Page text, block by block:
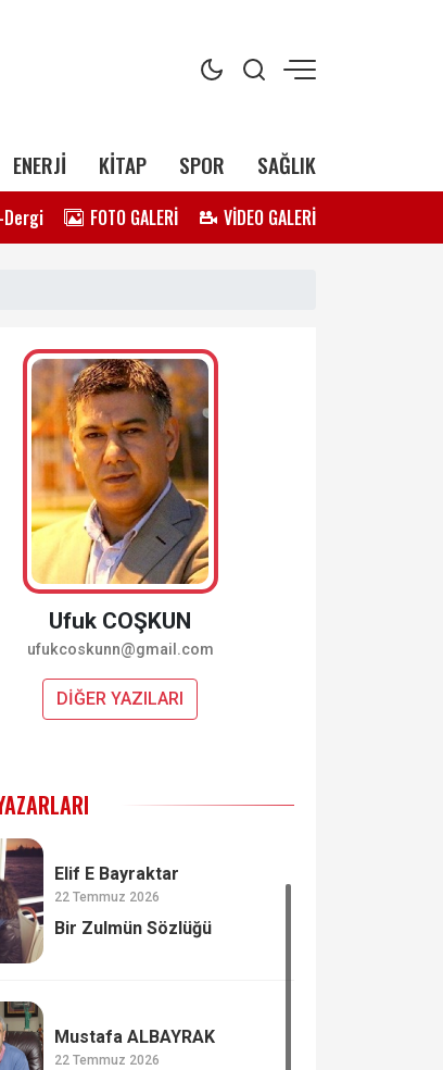
ENERJİ KİTAP SPOR SAĞLIK
Dergi FOTO GALERİ VİDEO GALERİ
Ufuk COŞKUN
ufukcoskunn@gmail.com
DİĞER YAZILARI
Elif E Bayraktar
22 Temmuz 2026
Bir Zulmün Sözlüğü
Mustafa ALBAYRAK
22 Temmuz 2026